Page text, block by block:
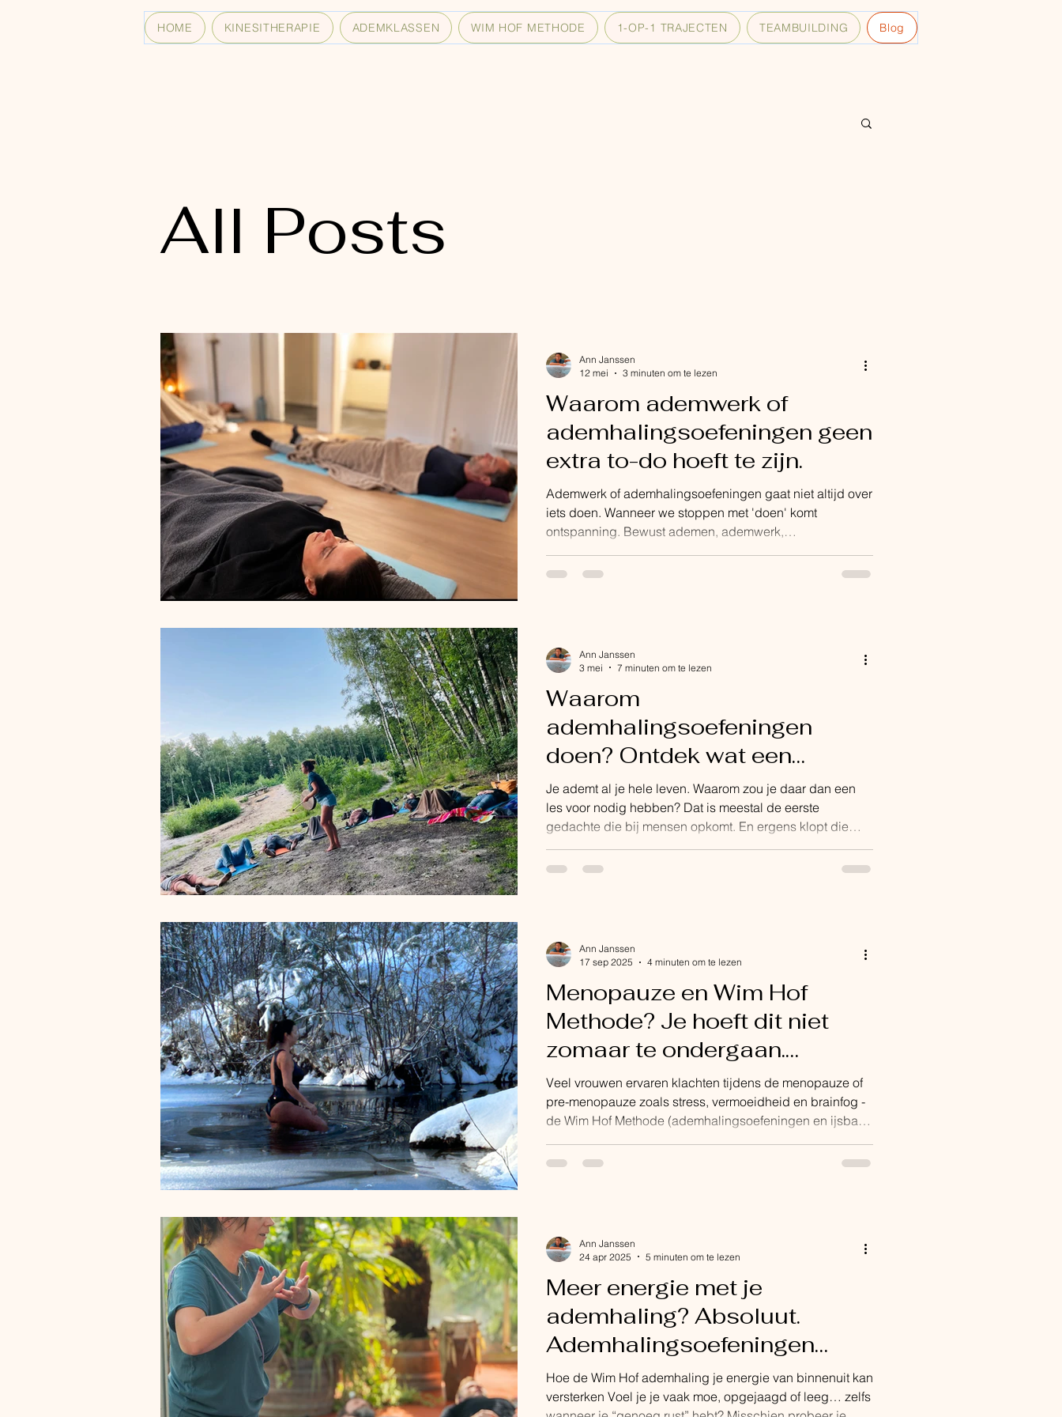
HOME KINESITHERAPIE ADEMKLASSEN WIM HOF METHODE 1-OP-1 TRAJECTEN TEAMBUILDING Blog
All Posts
Waarom ademwerk of
ademhalingsoefeningen geen
extra to-do hoeft te zijn.
Ademwerk of ademhalingsoefeningen gaat niet altijd over
iets doen. Wanneer we stoppen met 'doen' komt
ontspanning. Bewust ademen, ademwerk,
niet alleen over technieken of oefeningen, maar vooral
zich beter te voelen. Nog een ochtendroutine. Nog een
oefening tussen t
Ann Janssen
12 mei
3 minuten om te lezen
Waarom
ademhalingsoefeningen
doen? Ontdek wat een
ademklas met je doet.
Je ademt al je hele leven. Waarom zou je daar dan een
les voor nodig hebben? Dat is meestal de eerste
gedachte die bij mensen opkomt. En ergens klopt die
Daar hoef je in principe niets voor te leren. Ademhaling is
zonder dat jij daar iets voor hoeft te doen
Ann Janssen
3 mei
7 minuten om te lezen
Menopauze en Wim Hof
Methode? Je hoeft dit niet
zomaar te ondergaan.
Overgang, hormonen en
natuurlijke ondersteuning.
Veel vrouwen ervaren klachten tijdens de menopauze of
pre-menopauze zoals stress, vermoeidheid en brainfog -
de Wim Hof Methode (ademhalingsoefeningen en ijsbad)
Ann, 45 jaar, mama van twee geweldige kinderen,
pre-menopauze en hormonale klachten bij vrouwen.
Ann Janssen
17 sep 2025
4 minuten om te lezen
Meer energie met je
ademhaling? Absoluut.
Ademhalingsoefeningen
(Wim Hof Methode) voor
energie.
Hoe de Wim Hof ademhaling je energie van binnenuit kan
versterken Voel je je vaak moe, opgejaagd of leeg… zelfs
Ann Janssen
24 apr 2025
5 minuten om te lezen